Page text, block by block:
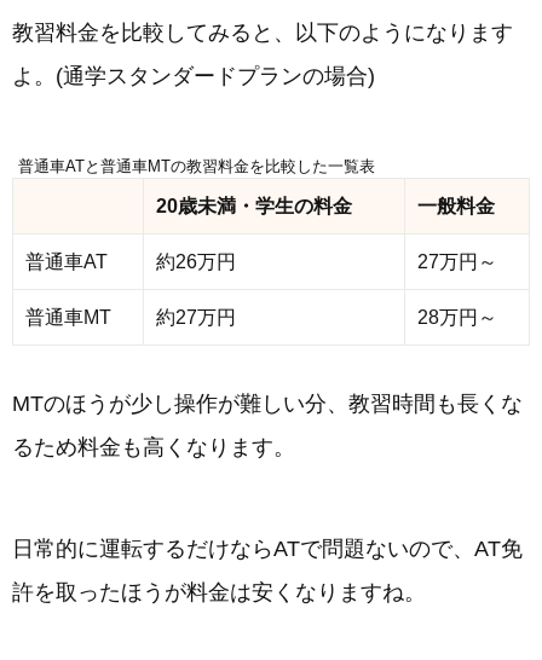
教習料金を比較してみると、以下のようになります
よ。(通学スタンダードプランの場合)
普通車ATと普通車MTの教習料金を比較した一覧表
20歳未満・学生の料金 一般料金
普通車AT 約26万円 27万円～
普通車MT 約27万円 28万円～
MTのほうが少し操作が難しい分、教習時間も長くな
るため料金も高くなります。
日常的に運転するだけならATで問題ないので、AT免
許を取ったほうが料金は安くなりますね。